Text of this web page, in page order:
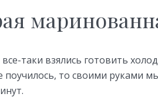
все-таки взялись готовить
поучилось, то своими руками